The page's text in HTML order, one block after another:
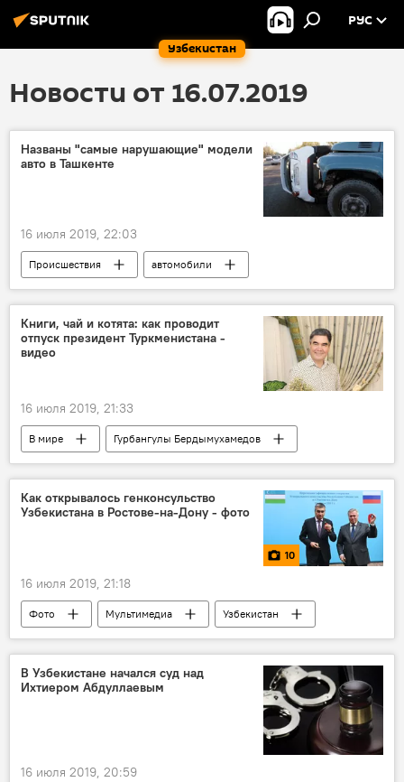
Узбекистан
РУС
Новости от 16.07.2019
Названы "самые нарушающие" модели
авто в Ташкенте
16 июля 2019, 22:03
Происшествия
автомобили
автомобиль
автомобилисты
правонарушение
ПДД
Книги, чай и котята: как проводит
отпуск президент Туркменистана -
видео
16 июля 2019, 21:33
В мире
Гурбангулы Бердымухамедов
Туркменистан
отпуск
видеоролик
смешное видео
Как открывалось генконсульство
Узбекистана в Ростове-на-Дону - фото
10
16 июля 2019, 21:18
Фото Мультимедиа
Узбекистан
Россия
Ростов-на-Дону
консульство
Генеральное консульство Узбекистана
В Узбекистане начался суд над
Ихтиером Абдуллаевым
16 июля 2019, 20:59